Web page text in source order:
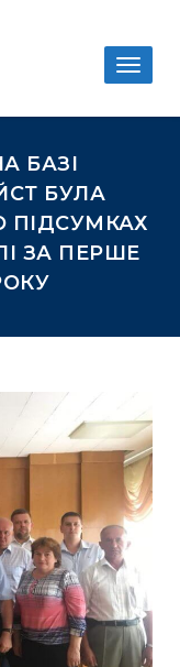
БАЗІ
БУЛА
ПІДСУМКАХ
ЗА ПЕРШЕ